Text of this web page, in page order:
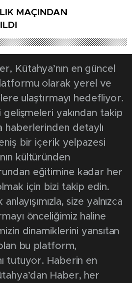
MAÇINDAN
Kütahya’nın en güncel
olarak yerel ve
ulaştırmayı hedefliyor.
gelişmeleri yakından takip
haberlerinden detaylı
bir içerik yelpazesi
kültüründen
eğitimine kadar her
için bizi takip edin.
size yalnızca
önceliğimiz haline
dinamiklerini yansıtan
olan bu platform,
tutuyor. Haberin en
Haber, her